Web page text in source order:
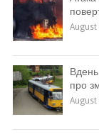
August
про
August